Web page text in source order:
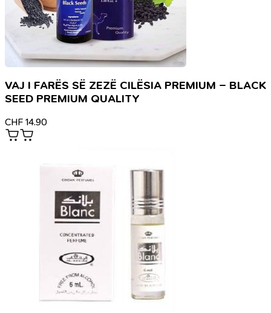
VAJ I FARËS SË ZEZË CILËSIA PREMIUM – BLACK
SEED PREMIUM QUALITY
CHF 14.90